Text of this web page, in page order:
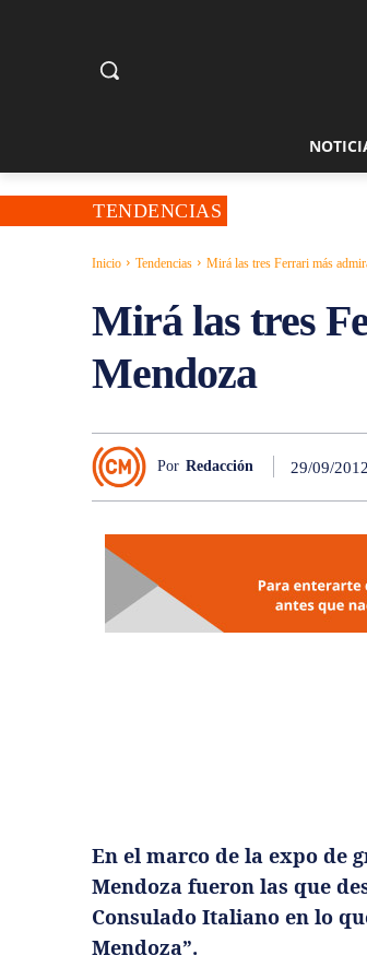
TENDENCIAS
Inicio Tendencias Mirá las tres Ferrari más
Mirá las tres
Mendoza
Por Redacción 29/09/2012
En el marco de la expo de
Mendoza fueron las que
Consulado Italiano en lo
Mendoza”.